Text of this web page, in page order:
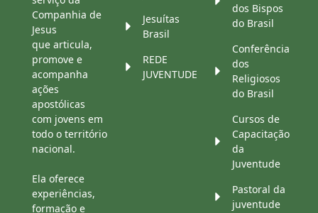
Companhia de
Jesus
que articula,
promove e
acompanha
ações
apostólicas
com jovens em
todo o território
nacional.
Ela oferece
experiências,
formação e
Jesuítas
Brasil
REDE
JUVENTUDE
dos Bispos
do Brasil
Conferência
dos
Religiosos
do Brasil
Cursos de
Capacitação
da
Juventude
Pastoral da
juventude